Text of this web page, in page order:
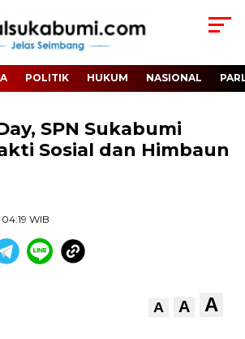
POLITIK HUKUM NASIONAL
SPN Sukabumi
Sosial dan Himbaun
WIB
A A A